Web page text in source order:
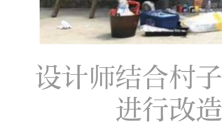
设计师结合村
进行改